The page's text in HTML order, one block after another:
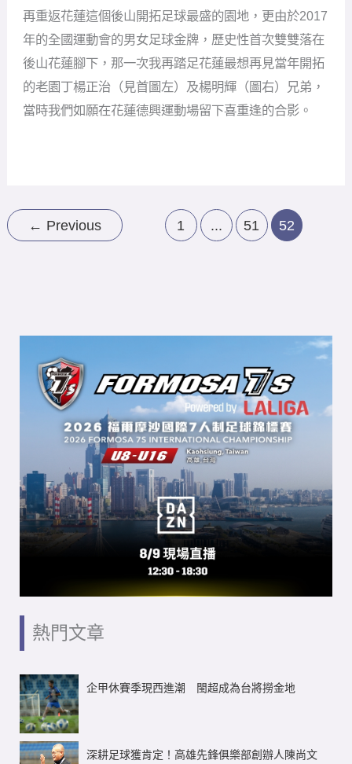
再重返花蓮這個後山開拓足球最盛的園地，更由於2017
年的全國運動會的男女足球金牌，歷史性首次雙雙落在
後山花蓮腳下，那一次我再踏足花蓮最想再見當年開拓
的老園丁楊正治（見首圖左）及楊明輝（圖右）兄弟，
當時我們如願在花蓮德興運動場留下喜重逢的合影。
復
鄉
楊
家
兄
弟
女
足
← Previous 1 ... 51 52
熱門文章
企甲休賽季現西進潮 閩超成為台將撈金地
深耕足球獲肯定！高雄先鋒俱樂部創辦人陳尚文